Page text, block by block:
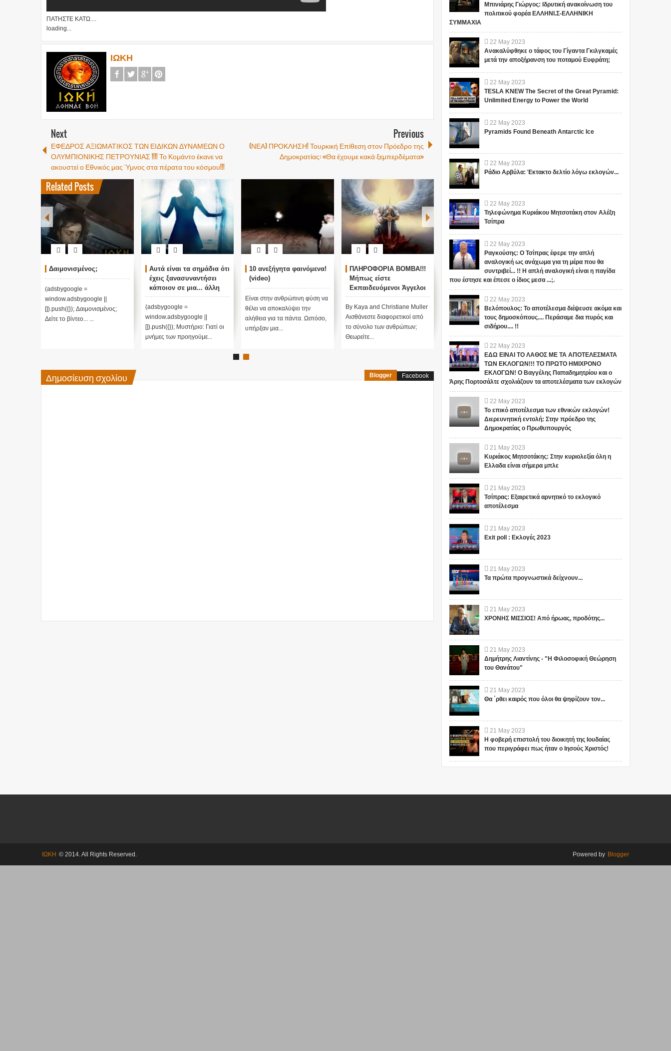
ΠΑΤΗΣΤΕ ΚΑΤΩ....
loading...
ΙΩΚΗ
Next
ΕΦΕΔΡΟΣ ΑΞΙΩΜΑΤΙΚΟΣ ΤΩΝ ΕΙΔΙΚΩΝ ΔΥΝΑΜΕΩΝ Ο
ΟΛΥΜΠΙΟΝΙΚΗΣ ΠΕΤΡΟΥΝΙΑΣ !!!! Το Κομάντο έκανε να
ακουστεί ο Εθνικός μας Ύμνος στα πέρατα του κόσμου!!!
Previous
(ΝΕΑ) ΠΡΟΚΛΗΣΗ! Τουρκική Επίθεση στον Πρόεδρο της
Δημοκρατίας: «Θα έχουμε κακά ξεμπερδέματα»
Related Posts
Δαιμονισμένος;
(adsbygoogle =
window.adsbygoogle ||
[]).push({}); Δαιμονισμένος;
Δείτε το βίντεο... ...
Αυτά είναι τα σημάδια ότι
έχεις ξανασυναντήσει
κάποιον σε μια... άλλη
ζωή!!!
(adsbygoogle =
window.adsbygoogle ||
[]).push({}); Μυστήριο: Γιατί οι
μνήμες των προηγούμε...
10 ανεξήγητα φαινόμενα!
(video)
Είναι στην ανθρώπινη φύση να
θέλει να αποκαλύψει την
αλήθεια για τα πάντα. Ωστόσο,
υπήρξαν μια...
ΠΛΗΡΟΦΟΡΙΑ ΒΟΜΒΑ!!!
Μήπως είστε
Εκπαιδευόμενοι Άγγελοι
πάνω στη Γη;;;; Τα 11
σημάδια!!! Όταν
λαμβάνετε όλα αυτά τα
σημάδια , σημαίνει Ότι
είστε έτοιμοι να λάβετε
By Kaya and Christiane Muller
Αισθάνεστε διαφορετικοί από
το σύνολο των ανθρώπων;
Θεωρείτε...
Δημοσίευση σχολίου Blogger Facebook
Μπινιάρης Γιώργος: Ιδρυτική ανακοίνωση του
πολιτικού φορέα ΕΛΛΗΝΙ.Σ-ΕΛΛΗΝΙΚΗ
ΣΥΜΜΑΧΙΑ
22 May 2023
Ανακαλύφθηκε ο τάφος του Γίγαντα Γκιλγκαμές
μετά την αποξήρανση του ποταμού Ευφράτη;
22 May 2023
TESLA KNEW The Secret of the Great Pyramid:
Unlimited Energy to Power the World
22 May 2023
Pyramids Found Beneath Antarctic Ice
22 May 2023
Ράδιο Αρβύλα: Έκτακτο δελτίο λόγω εκλογών...
22 May 2023
Τηλεφώνημα Κυριάκου Μητσοτάκη στον Αλέξη
Τσίπρα
22 May 2023
Ραγκούσης: Ο Τσίπρας έφερε την απλή
αναλογική ως ανάχωμα για τη μέρα που θα
συντριβεί... !! Η απλή αναλογική είναι η παγίδα
που έστησε και έπεσε ο ίδιος μεσα ...;.
22 May 2023
Βελόπουλος: Το αποτέλεσμα διέψευσε ακόμα και
τους δημοσκόπους.... Περάσαμε δια πυρός και
σιδήρου.... !!
22 May 2023
ΕΔΩ ΕΙΝΑΙ ΤΟ ΛΑΘΟΣ ΜΕ ΤΑ ΑΠΟΤΕΛΕΣΜΑΤΑ
ΤΩΝ ΕΚΛΟΓΩΝ!!! ΤΟ ΠΡΩΤΟ ΗΜΙΧΡΟΝΟ
ΕΚΛΟΓΩΝ! Ο Βαγγέλης Παπαδημητρίου και ο
Άρης Πορτοσάλτε σχολιάζουν τα αποτελέσματα των εκλογών
22 May 2023
Το επικό αποτέλεσμα των εθνικών εκλογών!
Διερευνητική εντολή: Στην πρόεδρο της
Δημοκρατίας ο Πρωθυπουργός
21 May 2023
Κυριάκος Μητσοτάκης: Στην κυριολεξία όλη η
Ελλαδα είναι σήμερα μπλε
21 May 2023
Τσίπρας: Εξαιρετικά αρνητικό το εκλογικό
αποτέλεσμα
21 May 2023
Exit poll : Εκλογές 2023
21 May 2023
Τα πρώτα προγνωστικά δείχνουν...
21 May 2023
ΧΡΟΝΗΣ ΜΙΣΣΙΟΣ! Από ήρωας, προδότης...
21 May 2023
Δημήτρης Λιαντίνης - "Η Φιλοσοφική Θεώρηση
του Θανάτου"
21 May 2023
Θα ΄ρθει καιρός που όλοι θα ψηφίζουν τον...
21 May 2023
Η φοβερή επιστολή του διοικητή της Ιουδαίας
που περιγράφει πως ήταν ο Ιησούς Χριστός!
ΙΩΚΗ © 2014. All Rights Reserved. Powered by Blogger